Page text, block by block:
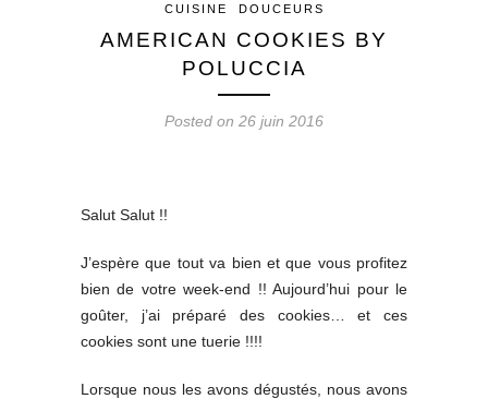
CUISINE DOUCEURS
AMERICAN COOKIES BY
POLUCCIA
Posted on 26 juin 2016
Salut Salut !!
J’espère que tout va bien et que vous profitez
bien de votre week-end !! Aujourd’hui pour le
goûter, j’ai préparé des cookies… et ces
cookies sont une tuerie !!!!
Lorsque nous les avons dégustés, nous avons